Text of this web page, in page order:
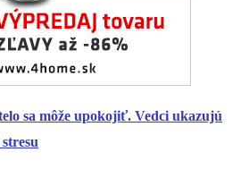
sa môže upokojiť. Vedci ukazujú